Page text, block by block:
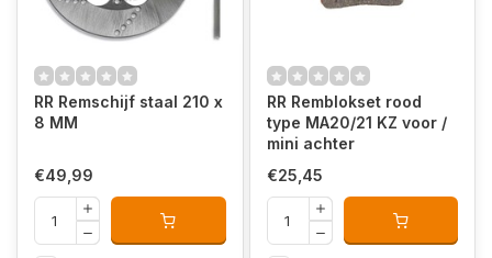
RR Remschijf staal 210 x
8 MM
€49,99
RR Remblokset rood
type MA20/21 KZ voor /
mini achter
€25,45